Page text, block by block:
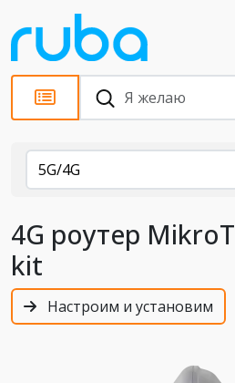
Каталог
5G/4G
4G роутер
kit
Настроим и установим